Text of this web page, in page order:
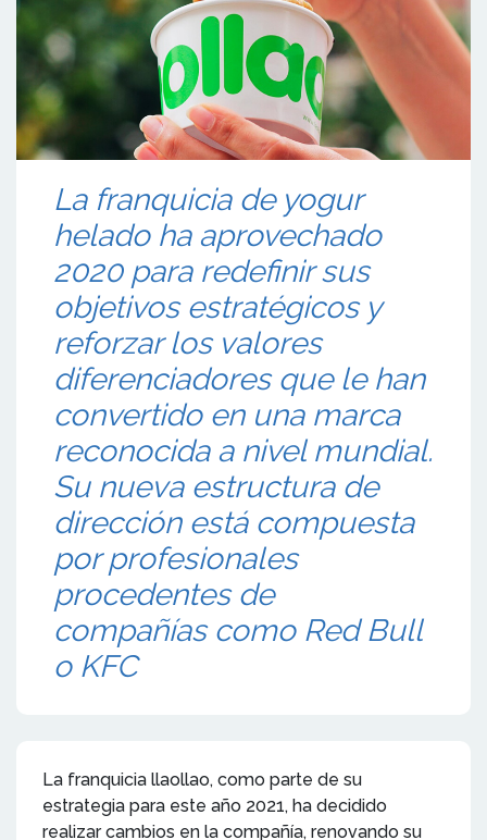
La franquicia de yogur
helado ha aprovechado
2020 para redefinir sus
objetivos estratégicos y
reforzar los valores
diferenciadores que le han
convertido en una marca
reconocida a nivel mundial.
Su nueva estructura de
dirección está compuesta
por profesionales
procedentes de
compañías como Red Bull
o KFC
La franquicia llaollao, como parte de su
estrategia para este año 2021, ha decidido
realizar cambios en la compañía, renovando su